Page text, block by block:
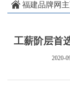
福建品牌网
工薪阶层首
2020-